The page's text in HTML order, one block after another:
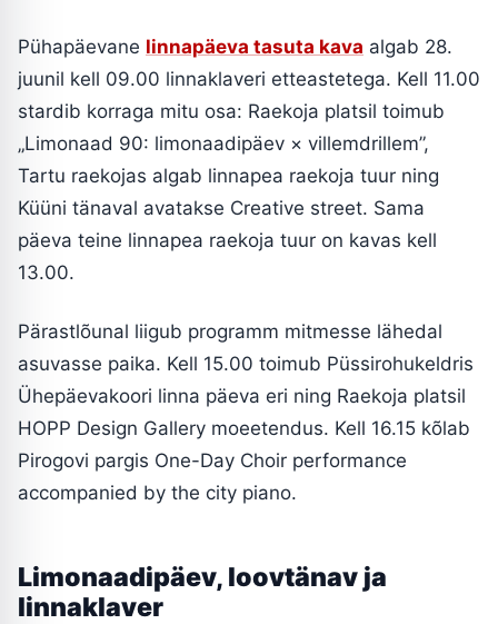
Pühapäevane linnapäeva tasuta kava algab 28.
juunil kell 09.00 linnaklaveri etteastetega. Kell 11.00
stardib korraga mitu osa: Raekoja platsil toimub
„Limonaad 90: limonaadipäev × villemdrillem”,
Tartu raekojas algab linnapea raekoja tuur ning
Küüni tänaval avatakse Creative street. Sama
päeva teine linnapea raekoja tuur on kavas kell
13.00.
Pärastlõunal liigub programm mitmesse lähedal
asuvasse paika. Kell 15.00 toimub Püssirohukeldris
Ühepäevakoori linna päeva eri ning Raekoja platsil
HOPP Design Gallery moeetendus. Kell 16.15 kõlab
Pirogovi pargis One-Day Choir performance
accompanied by the city piano.
Limonaadipäev, loovtänav ja
linnaklaver